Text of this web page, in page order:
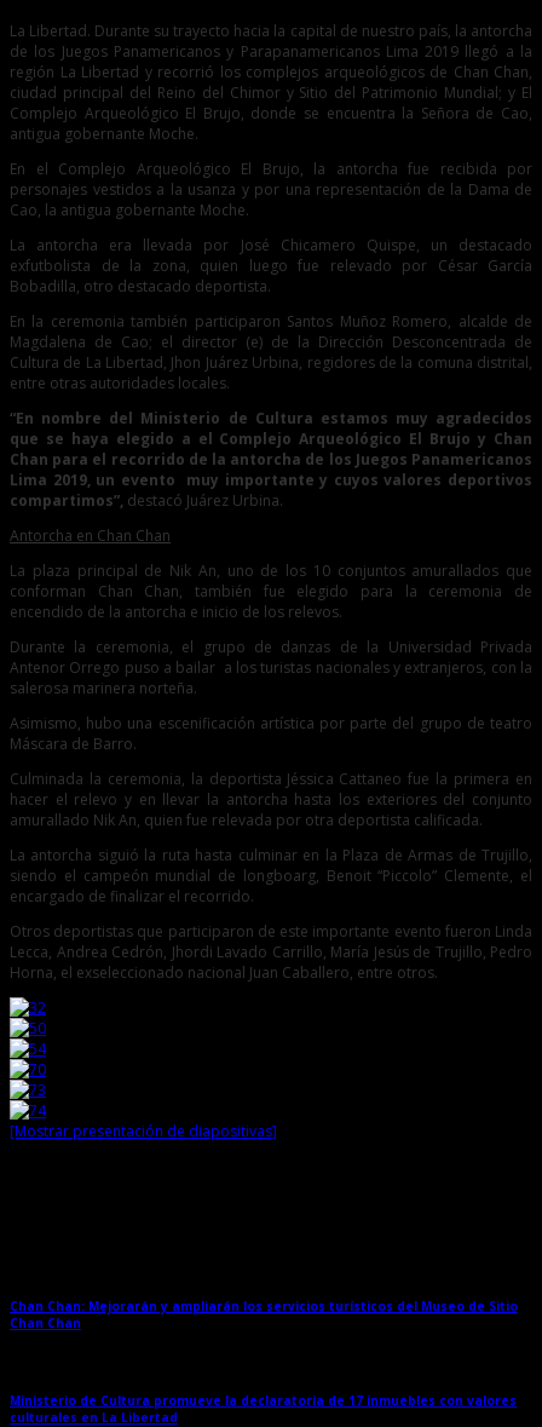
La Libertad. Durante su trayecto hacia la capital de nuestro país, la antorcha
de los Juegos Panamericanos y Parapanamericanos Lima 2019 llegó a la
región La Libertad y recorrió los complejos arqueológicos de Chan Chan,
ciudad principal del Reino del Chimor y Sitio del Patrimonio Mundial; y El
Complejo Arqueológico El Brujo, donde se encuentra la Señora de Cao,
antigua gobernante Moche.
En el Complejo Arqueológico El Brujo, la antorcha fue recibida por
personajes vestidos a la usanza y por una representación de la Dama de
Cao, la antigua gobernante Moche.
La antorcha era llevada por José Chicamero Quispe, un destacado
exfutbolista de la zona, quien luego fue relevado por César García
Bobadilla, otro destacado deportista.
En la ceremonia también participaron Santos Muñoz Romero, alcalde de
Magdalena de Cao; el director (e) de la Dirección Desconcentrada de
Cultura de La Libertad, Jhon Juárez Urbina, regidores de la comuna distrital,
entre otras autoridades locales.
“En nombre del Ministerio de Cultura estamos muy agradecidos
que se haya elegido a el Complejo Arqueológico El Brujo y Chan
Chan para el recorrido de la antorcha de los Juegos Panamericanos
Lima 2019, un evento muy importante y cuyos valores deportivos
compartimos”, destacó Juárez Urbina.
Antorcha en Chan Chan
La plaza principal de Nik An, uno de los 10 conjuntos amurallados que
conforman Chan Chan, también fue elegido para la ceremonia de
encendido de la antorcha e inicio de los relevos.
Durante la ceremonia, el grupo de danzas de la Universidad Privada
Antenor Orrego puso a bailar a los turistas nacionales y extranjeros, con la
salerosa marinera norteña.
Asimismo, hubo una escenificación artística por parte del grupo de teatro
Máscara de Barro.
Culminada la ceremonia, la deportista Jéssica Cattaneo fue la primera en
hacer el relevo y en llevar la antorcha hasta los exteriores del conjunto
amurallado Nik An, quien fue relevada por otra deportista calificada.
La antorcha siguió la ruta hasta culminar en la Plaza de Armas de Trujillo,
siendo el campeón mundial de longboarg, Benoit “Piccolo” Clemente, el
encargado de finalizar el recorrido.
Otros deportistas que participaron de este importante evento fueron Linda
Lecca, Andrea Cedrón, Jhordi Lavado Carrillo, María Jesús de Trujillo, Pedro
Horna, el exseleccionado nacional Juan Caballero, entre otros.
[Mostrar presentación de diapositivas]
Chan Chan: Mejorarán y ampliarán los servicios turísticos del Museo de Sitio
Chan Chan
Ministerio de Cultura promueve la declaratoria de 17 inmuebles con valores
culturales en La Libertad